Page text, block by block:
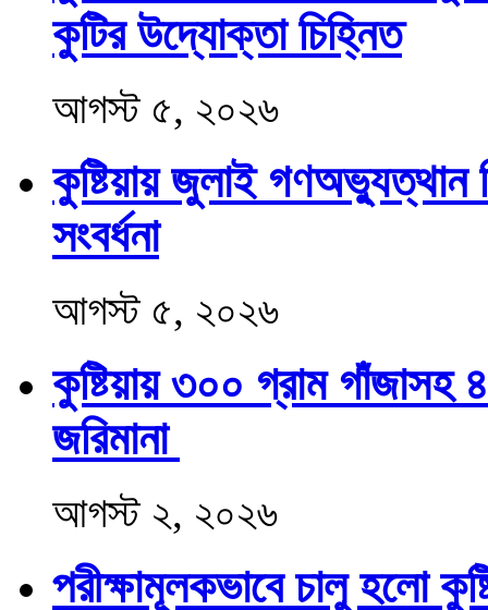
কুটির উদ্যোক্তা চিহ্নিত
আগস্ট ৫, ২০২৬
কুষ্টিয়ায় জুলাই গণঅভ্যুত্থান
সংবর্ধনা
আগস্ট ৫, ২০২৬
কুষ্টিয়ায় ৩০০ গ্রাম
জরিমানা
আগস্ট ২, ২০২৬
পরীক্ষামূলকভাবে চালু হলো